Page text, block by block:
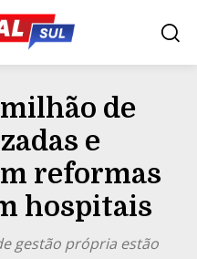
milhão de
e
reformas
hospitais
gestão própria estão